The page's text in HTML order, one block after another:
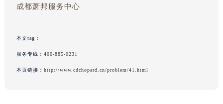
成都萧邦服务中心
本文tag：
服务专线： 400-885-0231
本页链接： http://www.cdchopard.cn/problem/41.html